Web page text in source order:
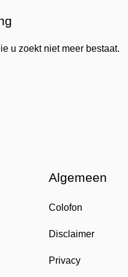
u zoekt niet meer bestaat.
Algemeen
Colofon
Disclaimer
Privacy